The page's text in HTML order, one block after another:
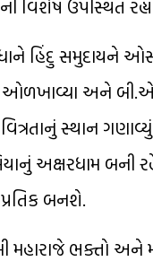
વિશેષ ઉપસ્થિત
હિંદુ સમુદાયને
અને
સ્થાન
અક્ષરધામ બની
બનશે.
મહારાજે ભક્તો અને